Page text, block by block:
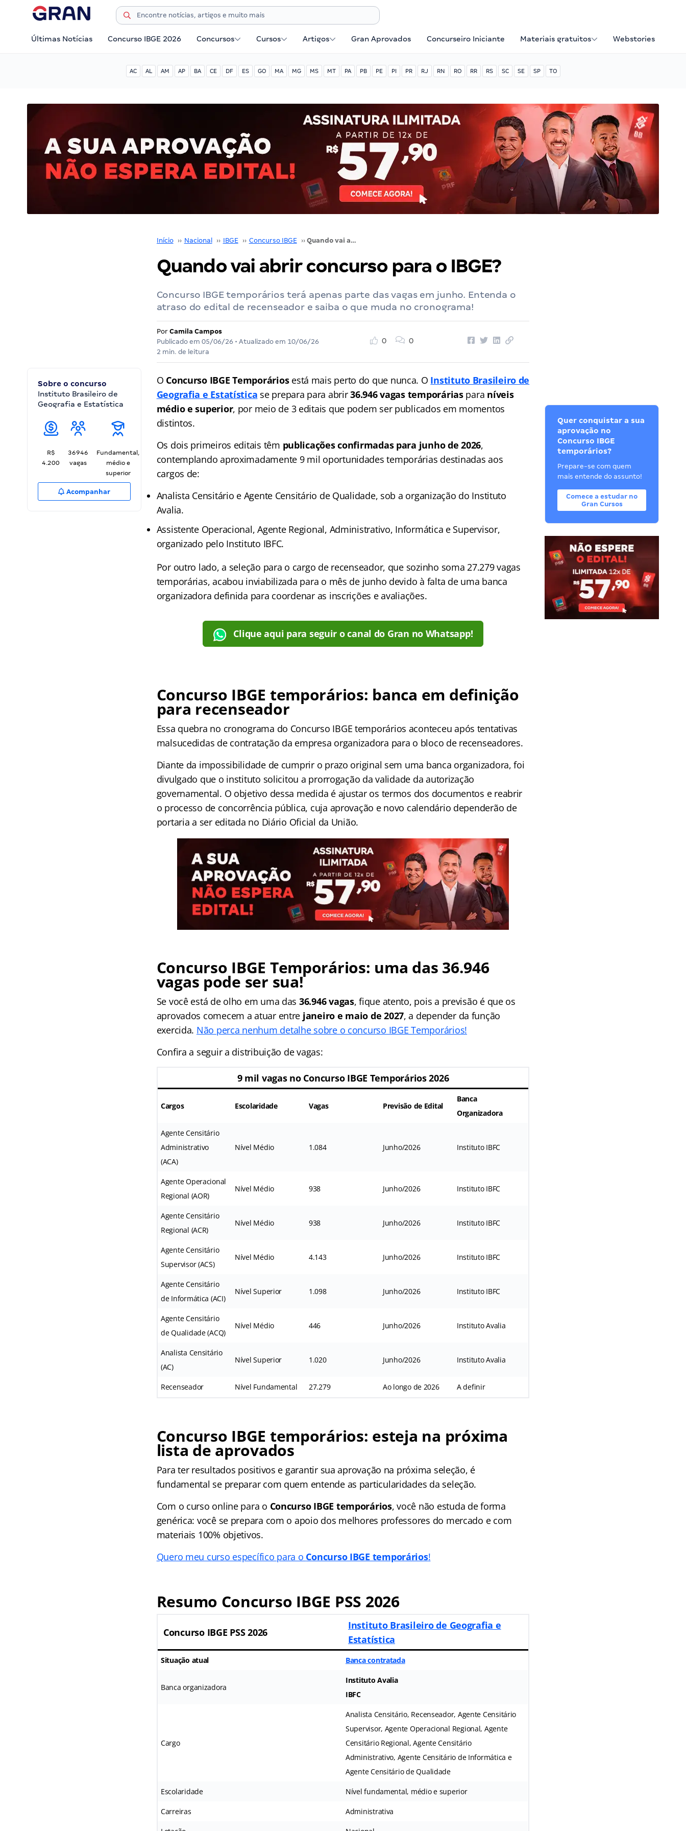
Últimas Notícias Concurso IBGE 2026 Concursos Cursos Artigos Gran Aprovados Concurseiro Iniciante Materiais gratuitos Webstories
AC AL AM AP BA CE DF ES GO MA MG MS MT PA PB PE PI PR RJ RN RO RR RS SC SE SP TO
Início ›› Nacional ›› IBGE ›› Concurso IBGE ›› Quando vai abrir concurso para o IBGE?
Quando vai abrir concurso para o IBGE?
Concurso IBGE temporários terá apenas parte das vagas em junho. Entenda o
atraso do edital de recenseador e saiba o que muda no cronograma!
Por Camila Campos
Publicado em 05/06/26 • Atualizado em 10/06/26
2 min. de leitura
0 0
Sobre o concurso
Instituto Brasileiro de
Geografia e Estatística
R$
4.200
36946
vagas
Fundamental,
médio e
superior
Acompanhar
O Concurso IBGE Temporáriosestá mais perto do que nunca. O Instituto Brasileiro de
Geografia e Estatística se prepara para abrir36.946 vagas temporáriaspara níveis
médio e superior, por meio de 3 editais que podem ser publicados em momentos
distintos.
Os dois primeiros editais têm publicações confirmadas para junho de 2026,
contemplando aproximadamente 9 mil oportunidades temporárias destinadas aos
cargos de:
Analista Censitário e Agente Censitário de Qualidade, sob a organização do Instituto
Avalia.
Assistente Operacional, Agente Regional, Administrativo, Informática e Supervisor,
organizado pelo Instituto IBFC.
Por outro lado, a seleção para o cargo de recenseador, que sozinho soma 27.279 vagas
temporárias, acabou inviabilizada para o mês de junho devido à falta de uma banca
organizadora definida para coordenar as inscrições e avaliações.
Clique aqui para seguir o canal do Gran no Whatsapp!
Concurso IBGE temporários: banca em definição
para recenseador
Essa quebra no cronograma do Concurso IBGE temporários aconteceu após tentativas
malsucedidas de contratação da empresa organizadora para o bloco de recenseadores.
Diante da impossibilidade de cumprir o prazo original sem uma banca organizadora, foi
divulgado que o instituto solicitou a prorrogação da validade da autorização
governamental. O objetivo dessa medida é ajustar os termos dos documentos e reabrir
o processo de concorrência pública, cuja aprovação e novo calendário dependerão de
portaria a ser editada no Diário Oficial da União.
Concurso IBGE Temporários: uma das 36.946
vagas pode ser sua!
Se você está de olho em uma das 36.946 vagas, fique atento, pois a previsão é que os
aprovados comecem a atuar entre janeiro e maio de 2027, a depender da função
exercida. Não perca nenhum detalhe sobre o concurso IBGE Temporários!
Confira a seguir a distribuição de vagas:
9 mil vagas no Concurso IBGE Temporários 2026
Cargos Escolaridade Vagas Previsão de Edital
Banca
Organizadora
Agente Censitário
Administrativo
(ACA)
Nível Médio 1.084 Junho/2026 Instituto IBFC
Agente Operacional
Regional (AOR)
Nível Médio 938 Junho/2026 Instituto IBFC
Agente Censitário
Regional (ACR)
Nível Médio 938 Junho/2026 Instituto IBFC
Agente Censitário
Supervisor (ACS)
Nível Médio 4.143 Junho/2026 Instituto IBFC
Agente Censitário
de Informática (ACI)
Nível Superior 1.098 Junho/2026 Instituto IBFC
Agente Censitário
de Qualidade (ACQ)
Nível Médio 446 Junho/2026 Instituto Avalia
Analista Censitário
(AC)
Nível Superior 1.020 Junho/2026 Instituto Avalia
Recenseador Nível Fundamental 27.279 Ao longo de 2026 A definir
Concurso IBGE temporários: esteja na próxima
lista de aprovados
Para ter resultados positivos e garantir sua aprovação na próxima seleção, é
fundamental se preparar com quem entende as particularidades da seleção.
Com o curso online para o Concurso IBGE temporários, você não estuda de forma
genérica: você se prepara com o apoio dos melhores professores do mercado e com
materiais 100% objetivos.
Quero meu curso específico para o Concurso IBGE temporários!
Resumo Concurso IBGE PSS 2026
Concurso IBGE PSS 2026
Instituto Brasileiro de Geografia e
Estatística
Situação atual Banca contratada
Banca organizadora
Instituto Avalia
IBFC
Cargo
Analista Censitário, Recenseador, Agente Censitário
Supervisor, Agente Operacional Regional, Agente
Censitário Regional, Agente Censitário
Administrativo, Agente Censitário de Informática e
Agente Censitário de Qualidade
Escolaridade Nível fundamental, médio e superior
Carreiras Administrativa
Quer conquistar a sua
aprovação no
Concurso IBGE
temporários?
Prepare-se com quem
mais entende do assunto!
Comece a estudar no
Gran Cursos